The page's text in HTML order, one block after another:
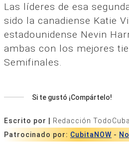
Las líderes de esa
sido la canadiense Katie
estadounidense Nevin
ambas con los mejores
Semifinales.
Si te gustó ¡Compártelo!
Escrito por |
Redacción TodoCuba
Patrocinado por: CubitaNOW -